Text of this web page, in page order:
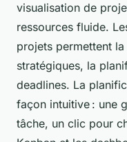
visualisation de
ressources fluide.
projets permettent
stratégiques, la
deadlines. La
façon intuitive : une
tâche, un clic pour